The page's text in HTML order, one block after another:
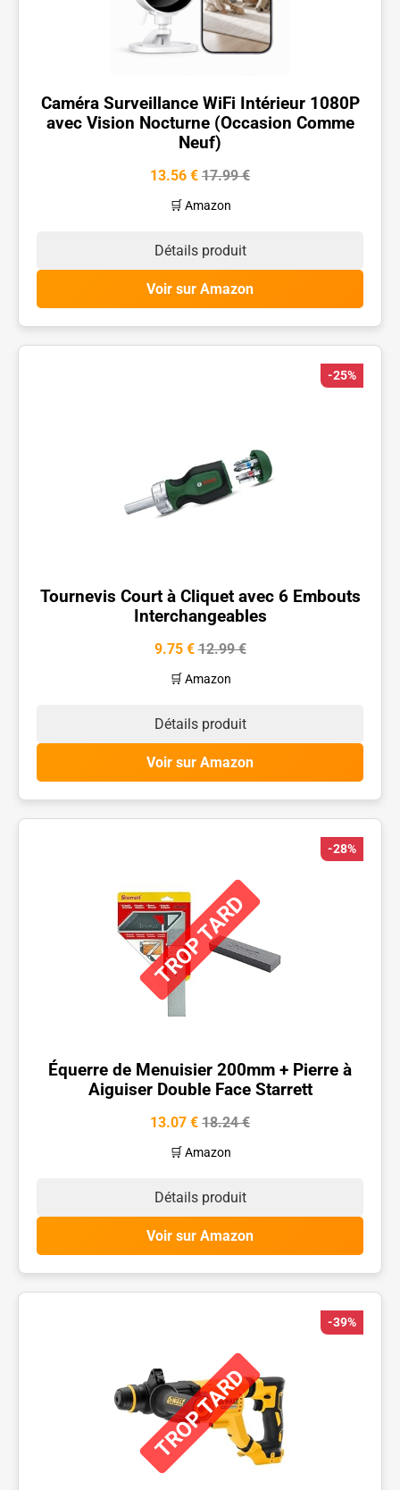
Caméra Surveillance WiFi Intérieur 1080P
avec Vision Nocturne (Occasion Comme
Neuf)
13.56 € 17.99 €
🛒 Amazon
Détails produit
Voir sur Amazon
-25%
Tournevis Court à Cliquet avec 6 Embouts
Interchangeables
9.75 €12.99 €
🛒 Amazon
Détails produit
Voir sur Amazon
TROP TARD
-28%
Équerre de Menuisier 200mm + Pierre à
Aiguiser Double Face Starrett
13.07 € 18.24 €
🛒 Amazon
Détails produit
Voir sur Amazon
TROP TARD
-39%